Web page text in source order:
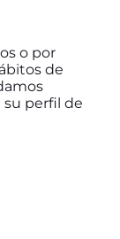
o por
de
perfil de